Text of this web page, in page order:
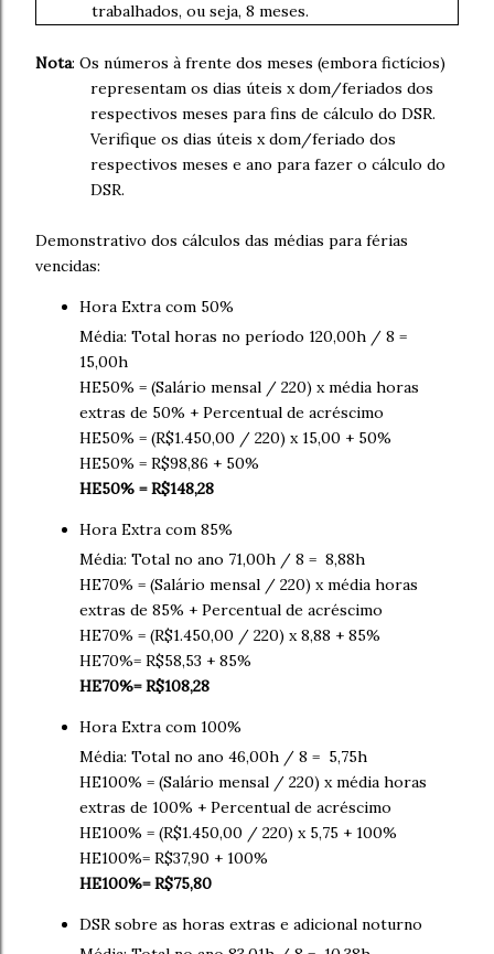
trabalhados, ou seja, 8 meses.
Nota: Os números à frente dos meses (embora fictícios)
representam os dias úteis x dom/feriados dos
respectivos meses para fins de cálculo do DSR.
Verifique os dias úteis x dom/feriado dos
respectivos meses e ano para fazer o cálculo do
DSR.
Demonstrativo dos cálculos das médias para férias
vencidas:
Hora Extra com 50%
Média: Total horas no período 120,00h / 8 =
15,00h
HE50% = (Salário mensal / 220) x média horas
extras de 50% + Percentual de acréscimo
HE50% = (R$1.450,00 / 220) x 15,00 + 50%
HE50% = R$98,86 + 50%
HE50% = R$148,28
Hora Extra com 85%
Média: Total no ano 71,00h / 8 = 8,88h
HE70% = (Salário mensal / 220) x média horas
extras de 85% + Percentual de acréscimo
HE70% = (R$1.450,00 / 220) x 8,88 + 85%
HE70%= R$58,53 + 85%
HE70%= R$108,28
Hora Extra com 100%
Média: Total no ano 46,00h / 8 = 5,75h
HE100% = (Salário mensal / 220) x média horas
extras de 100% + Percentual de acréscimo
HE100% = (R$1.450,00 / 220) x 5,75 + 100%
HE100%= R$37,90 + 100%
HE100%= R$75,80
DSR sobre as horas extras e adicional noturno